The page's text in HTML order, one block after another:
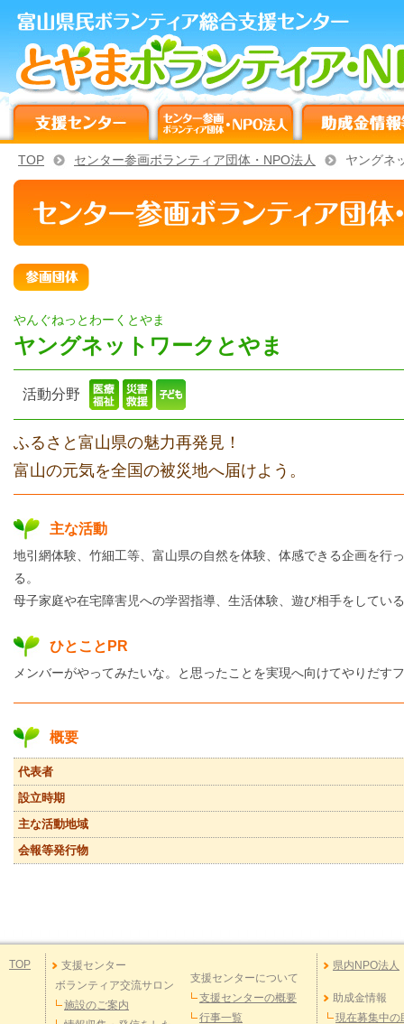
TOP センター参画ボランティア団体・NPO法人 ヤングネ
やんぐねっとわーくとやま
ヤングネットワークとやま
活動分野
ふるさと富山県の魅力再発見！
富山の元気を全国の被災地へ届けよう。
主な活動
地引網体験、竹細工等、富山県の自然を体験、体感できる企画を行
る。
母子家庭や在宅障害児への学習指導、生活体験、遊び相手をしてい
ひとことPR
メンバーがやってみたいな。と思ったことを実現へ向けてやりだす
概要
代表者
設立時期
主な活動地域
会報等発行物
TOP
支援センター
ボランティア交流サロン
施設のご案内
支援センターについて
支援センターの概要
行事一覧
県内NPO法人
助成金情報
現在募集中の